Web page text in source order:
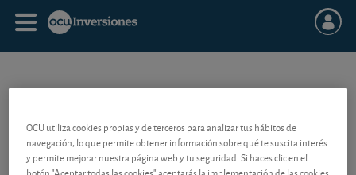
La acción es un título representativo de la aportación de capital
realizada a una empresa y que le da derecho a participar en los
OCU utiliza cookies propias y de terceros para analizar tus hábitos de
navegación, lo que permite obtener información sobre qué te suscita interés
y permite mejorar nuestra página web y tu seguridad. Si haces clic en el